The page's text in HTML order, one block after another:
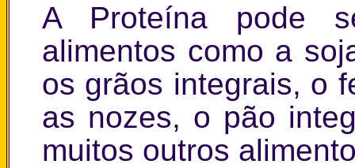
A Proteína pode
alimentos como a
os grãos integrais, o
as nozes, o pão
muitos outros